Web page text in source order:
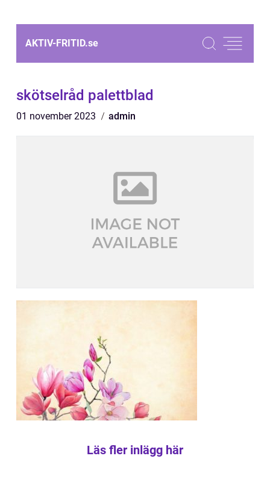
AKTIV-FRITID.se
skötselråd palettblad
01 november 2023 admin
Läs fler inlägg här